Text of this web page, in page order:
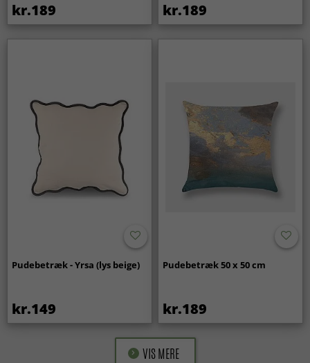
kr.189 kr.189
Pudebetræk - Yrsa (lys beige)
kr.149
Pudebetræk 50 x 50 cm
kr.189
VIS MERE